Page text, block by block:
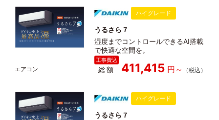
ハイグレード
うるさら７
湿度までコントロールできるAI搭載
で快適な空間を。
総額 411,415
ハイグレード
うるさら７